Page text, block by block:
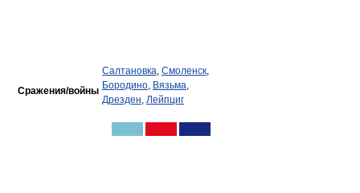
Сражения/войны
Салтановка, Смоленск,
Бородино, Вязьма,
Дрезден, Лейпциг